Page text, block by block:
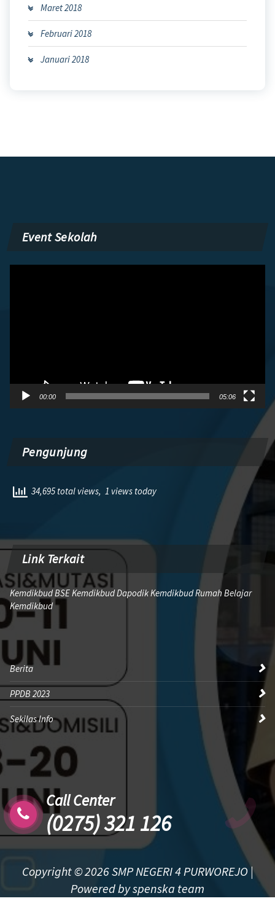
Maret 2018
Februari 2018
Januari 2018
Event Sekolah
00:00 05:06
Pengunjung
34,695 total views, 1 views today
Link Terkait
Kemdikbud BSE Kemdikbud Dapodik Kemdikbud Rumah Belajar
Kemdikbud
Berita
PPDB 2023
Sekilas Info
Call Center
(0275) 321 126
Copyright © 2026 SMP NEGERI 4 PURWOREJO |
Powered by spenska team